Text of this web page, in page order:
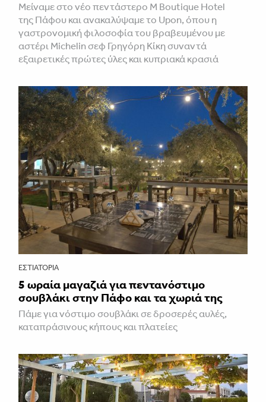
Μείναμε στο νέο πεντάστερο M Boutique Hotel
της Πάφου και ανακαλύψαμε το Upon, όπου η
γαστρονομική φιλοσοφία του βραβευμένου με
αστέρι Michelin σεφ Γρηγόρη Κίκη συναντά
εξαιρετικές πρώτες ύλες και κυπριακά κρασιά
ΕΣΤΙΑΤΌΡΙΑ
5 ωραία μαγαζιά για πεντανόστιμο
σουβλάκι στην Πάφο και τα χωριά της
Πάμε για νόστιμο σουβλάκι σε δροσερές αυλές,
καταπράσινους κήπους και πλατείες